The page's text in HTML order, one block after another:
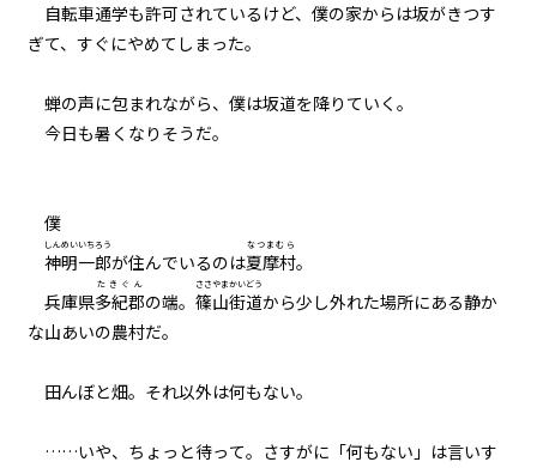
小
黒 白
異聞：シュレディンガー
下見と本番
029
８月７日：本番
００体
031
自転車通学も許可されているけど、僕の家からは坂がきつす
ぎて、すぐにやめてしまった。
蝉の声に包まれながら、僕は坂道を降りていく。
今日も暑くなりそうだ。
僕――
神明
しんめい
一郎
いちろう
が住んでいるのは夏摩村
なつまむら
。
兵庫県多紀郡
たきぐん
の端。 篠山街道
ささやまかいどう
から少し外れた場所にある静か
な山あいの農村だ。
田んぼと畑。それ以外は何もない。
……いや、ちょっと待って。さすがに「何もない」は言いす